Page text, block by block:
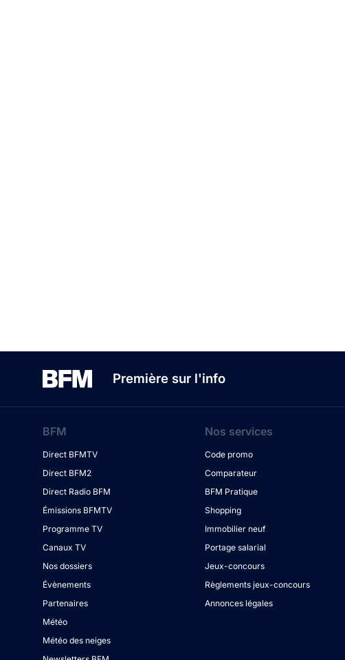
Première sur l'info
BFM
Direct BFMTV
Direct BFM2
Direct Radio BFM
Émissions BFMTV
Programme TV
Canaux TV
Nos dossiers
Évènements
Partenaires
Météo
Météo des neiges
Nos services
Code promo
Comparateur
BFM Pratique
Shopping
Immobilier neuf
Portage salarial
Jeux-concours
Règlements jeux-concours
Annonces légales